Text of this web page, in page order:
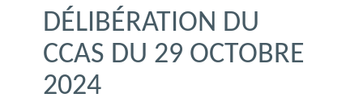
DÉLIBÉRATION DU
CCAS DU 29 OCTOBRE
2024